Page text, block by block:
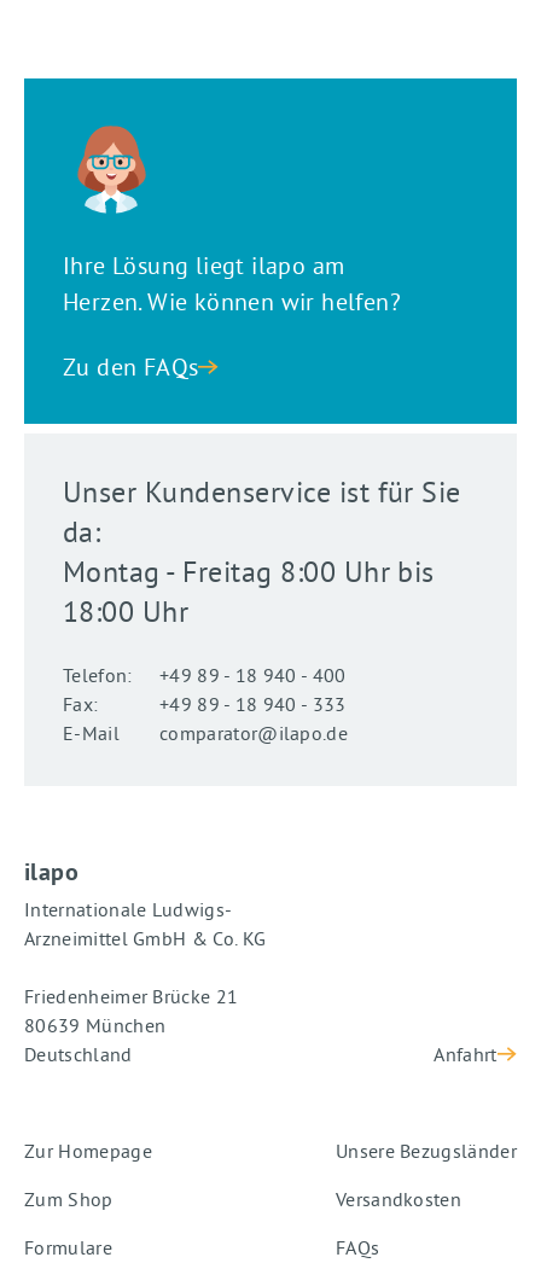
Ihre Lösung liegt ilapo am
Herzen. Wie können wir helfen?
Zu den FAQs
Unser Kundenservice ist für Sie
da:
Montag - Freitag 8:00 Uhr bis
18:00 Uhr
Telefon:
+49 89 - 18 940 - 400
Fax:
+49 89 - 18 940 - 333
E-Mail
comparator@ilapo.de
ilapo
Internationale Ludwigs-
Arzneimittel GmbH & Co. KG
Friedenheimer Brücke 21
80639 München
Deutschland
Anfahrt
Zur Homepage
Zum Shop
Formulare
Unsere Bezugsländer
Versandkosten
FAQs